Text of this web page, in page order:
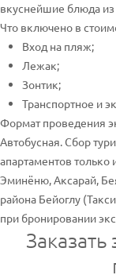
вкуснейшие блюда
Что включено в
Вход на пляж;
Лежак;
Зонтик;
Транспортное и
Формат проведения
Автобусная. Сбор
апартаментов только
Эминёню, Аксарай,
района Бейоглу
при бронировании